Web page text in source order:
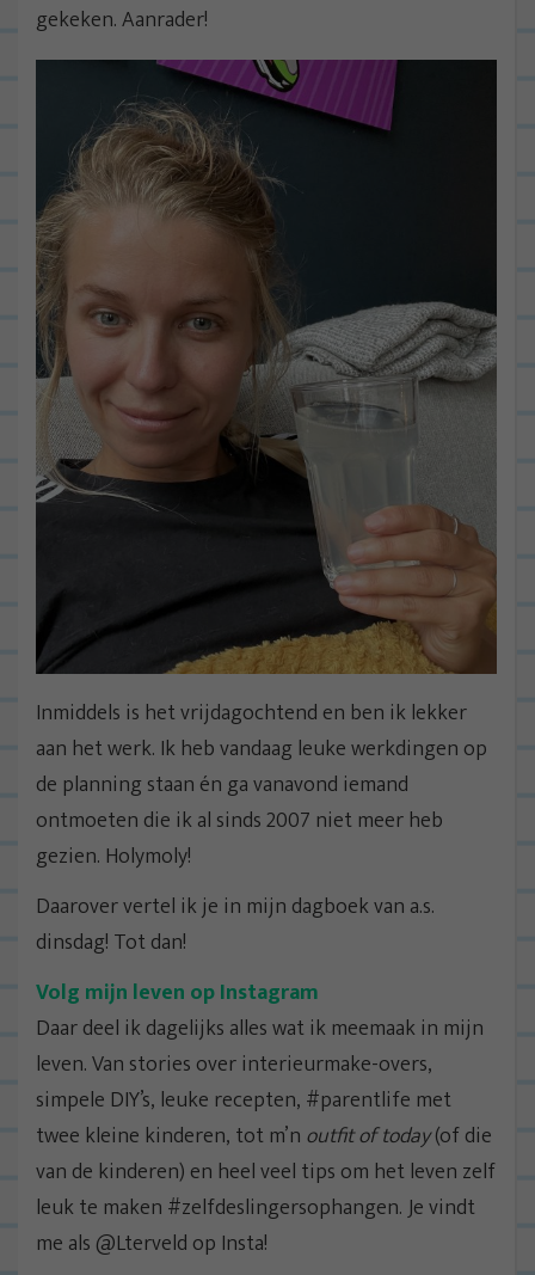
gekeken. Aanrader!
Inmiddels is het vrijdagochtend en ben ik lekker
aan het werk. Ik heb vandaag leuke werkdingen op
de planning staan én ga vanavond iemand
ontmoeten die ik al sinds 2007 niet meer heb
gezien. Holymoly!
Daarover vertel ik je in mijn dagboek van a.s.
dinsdag! Tot dan!
Volg mijn leven op Instagram
Daar deel ik dagelijks alles wat ik meemaak in mijn
leven. Van stories over interieurmake-overs,
simpele DIY’s, leuke recepten, #parentlife met
twee kleine kinderen, tot m’n outfit of today(of die
van de kinderen) en heel veel tips om het leven zelf
leuk te maken #zelfdeslingersophangen. Je vindt
me als @Lterveld op Insta!